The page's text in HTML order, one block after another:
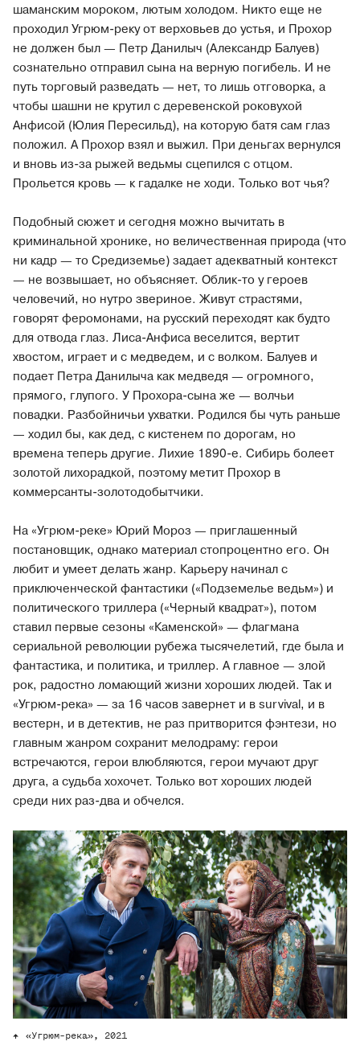
шаманским мороком, лютым холодом. Никто еще не
проходил Угрюм-реку от верховьев до устья, и Прохор
не должен был — Петр Данилыч (Александр Балуев)
сознательно отправил сына на верную погибель. И не
путь торговый разведать — нет, то лишь отговорка, а
чтобы шашни не крутил с деревенской роковухой
Анфисой (Юлия Пересильд), на которую батя сам глаз
положил. А Прохор взял и выжил. При деньгах вернулся
и вновь из-за рыжей ведьмы сцепился с отцом.
Прольется кровь — к гадалке не ходи. Только вот чья?
Подобный сюжет и сегодня можно вычитать в
криминальной хронике, но величественная природа (что
ни кадр — то Средиземье) задает адекватный контекст
— не возвышает, но объясняет. Облик-то у героев
человечий, но нутро звериное. Живут страстями,
говорят феромонами, на русский переходят как будто
для отвода глаз. Лиса-Анфиса веселится, вертит
хвостом, играет и с медведем, и с волком. Балуев и
подает Петра Данилыча как медведя — огромного,
прямого, глупого. У Прохора-сына же — волчьи
повадки. Разбойничьи ухватки. Родился бы чуть раньше
— ходил бы, как дед, с кистенем по дорогам, но
времена теперь другие. Лихие 1890-е. Сибирь болеет
золотой лихорадкой, поэтому метит Прохор в
коммерсанты-золотодобытчики.
На «Угрюм-реке» Юрий Мороз — приглашенный
постановщик, однако материал стопроцентно его. Он
любит и умеет делать жанр. Карьеру начинал с
приключенческой фантастики («Подземелье ведьм») и
политического триллера («Черный квадрат»), потом
ставил первые сезоны «Каменской» — флагмана
сериальной революции рубежа тысячелетий, где была и
фантастика, и политика, и триллер. А главное — злой
рок, радостно ломающий жизни хороших людей. Так и
«Угрюм-река» — за 16 часов завернет и в survival, и в
вестерн, и в детектив, не раз притворится фэнтези, но
главным жанром сохранит мелодраму: герои
встречаются, герои влюбляются, герои мучают друг
друга, а судьба хохочет. Только вот хороших людей
среди них раз-два и обчелся.
«Угрюм-река», 2021